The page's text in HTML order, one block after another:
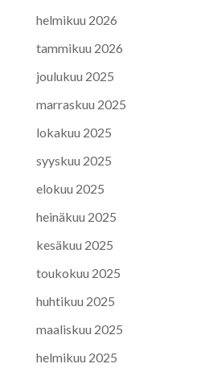
helmikuu 2026
tammikuu 2026
joulukuu 2025
marraskuu 2025
lokakuu 2025
syyskuu 2025
elokuu 2025
heinäkuu 2025
kesäkuu 2025
toukokuu 2025
huhtikuu 2025
maaliskuu 2025
helmikuu 2025